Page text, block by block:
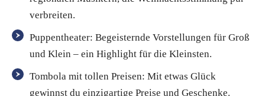
verbreiten.
Puppentheater: Begeisternde Vorstellungen für Groß
und Klein – ein Highlight für die Kleinsten.
Tombola mit tollen Preisen: Mit etwas Glück
gewinnst du einzigartige Preise und Geschenke.